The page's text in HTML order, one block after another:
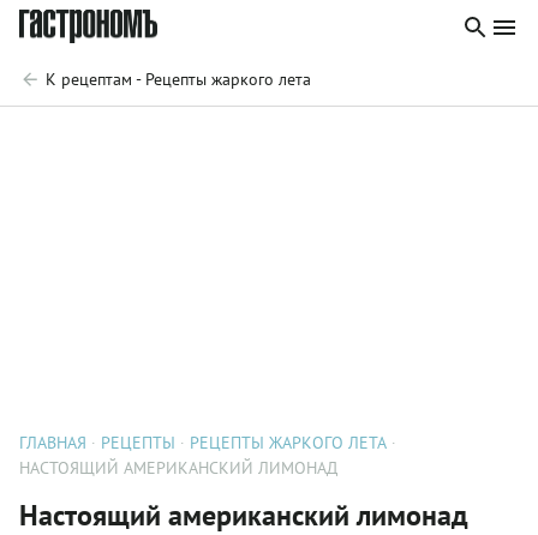
К рецептам - Рецепты жаркого лета
ГЛАВНАЯ РЕЦЕПТЫ
РЕЦЕПТЫ ЖАРКОГО ЛЕТА
НАСТОЯЩИЙ АМЕРИКАНСКИЙ ЛИМОНАД
Настоящий американский лимонад